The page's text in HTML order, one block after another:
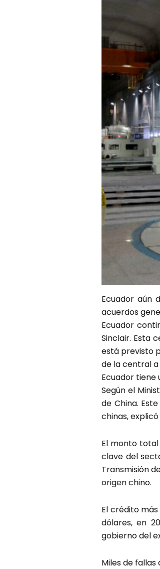
Ecuador aún
acuerdos
Ecuador
Sinclair. Esta
está previsto
de la central
Ecuador tiene
Según el
de China.
chinas,
El monto
clave del
Transmisión
origen chino.
El crédito
dólares, en
gobierno del
Miles de